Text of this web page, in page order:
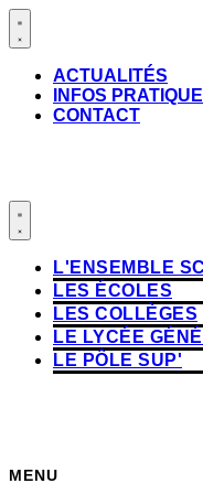
Aller
au
ACTUALITÉS
INFOS
CONTACT
L'ENSEMBLE
LES ÉCOLES
LES COLLÈGES
LE LYCÉE
LE PÔLE SUP'
MENU